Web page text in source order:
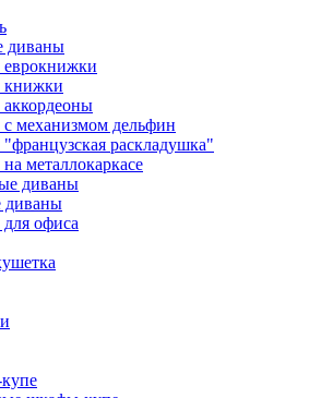
диваны
механизмом дельфин
раскладушка"
металлокаркасе
диваны
диваны
офиса